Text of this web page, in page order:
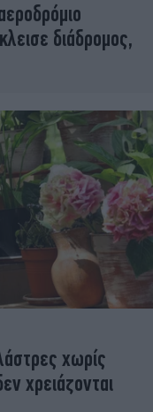
διάδρομος,
χωρίς
χρειάζονται